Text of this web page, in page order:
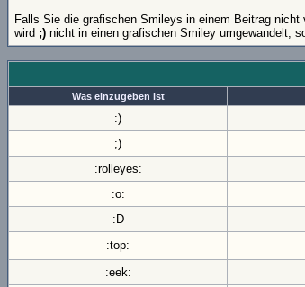
Falls Sie die grafischen Smileys in einem Beitrag
wird ;) nicht in einen grafischen Smiley umgewandelt,
Was einzugeben ist
:)
;)
:rolleyes:
:o:
:D
:top:
:eek: